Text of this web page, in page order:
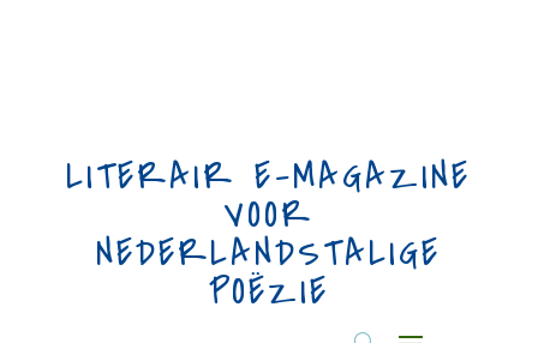
LITERAIR E-MAGAZINE
VOOR
NEDERLANDSTALIGE
POËZIE